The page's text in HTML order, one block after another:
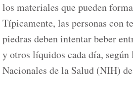
los materiales que pueden
Típicamente, las personas con
piedras deben intentar beber
y otros líquidos cada día,
Nacionales de la Salud (NIH)